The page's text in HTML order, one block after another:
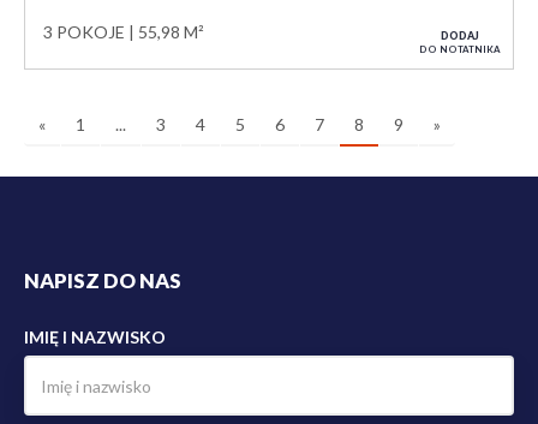
3 POKOJE 55,98 M² DODAJ
DO NOTATNIKA
« 1 ... 3 4 5 6 7 8 9 »
NAPISZ DO NAS
IMIĘ I NAZWISKO